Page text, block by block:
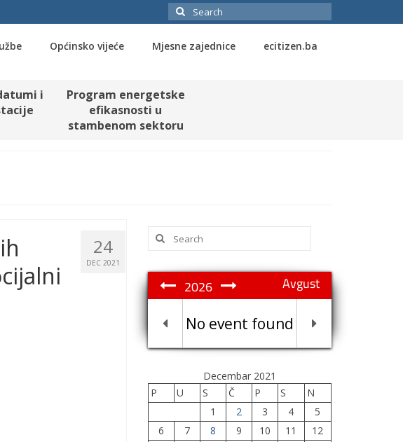
Search
for:
Općinsko vijeće Mjesne zajednice ecitizen.ba
i
Program energetske
efikasnosti u
stambenom sektoru
24
DEC 2021
Search
for:
Avgust
2026
No event found
Decembar 2021
P
U S Č P S
N
1
2 3 4
5
6
7 8 9 10 11
12